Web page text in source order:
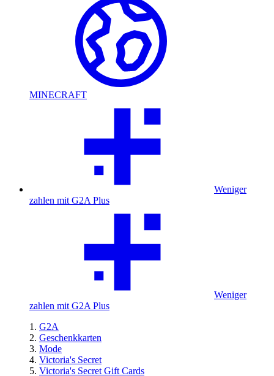
MINECRAFT
Weniger
zahlen mit G2A Plus
Weniger
zahlen mit G2A Plus
G2A
Geschenkkarten
Mode
Victoria's Secret
Victoria's Secret Gift Cards